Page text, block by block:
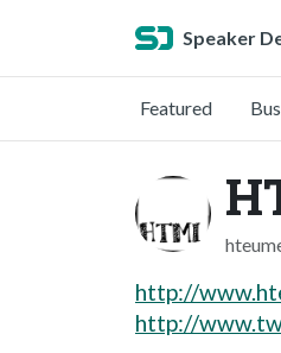
Speaker
Featured
http://
http://